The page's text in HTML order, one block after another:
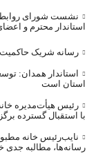
نشست شورای روابط
استاندار محترم و
رسانه شریک
استاندار همدان:
استان است
رئیس هیأت‌مدیره
با استقبال گسترده
نایب‌رئیس خانه
رسانه‌ها، مطالبه جدی